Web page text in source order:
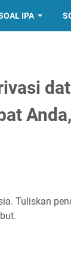
IPA
Tuliskan